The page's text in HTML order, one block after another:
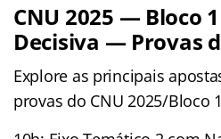
CNU 2025 — Bloco
Decisiva — Provas
Explore as principais
provas do CNU 2025/Bloco